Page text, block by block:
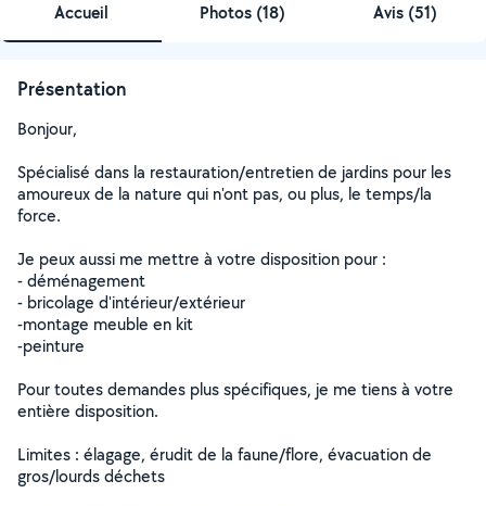
Accueil Photos (18) Avis (51)
Présentation
Bonjour,
Spécialisé dans la restauration/entretien de jardins pour les
amoureux de la nature qui n'ont pas, ou plus, le temps/la
force.
Je peux aussi me mettre à votre disposition pour :
- déménagement
- bricolage d'intérieur/extérieur
-montage meuble en kit
-peinture
Pour toutes demandes plus spécifiques, je me tiens à votre
entière disposition.
Limites : élagage, érudit de la faune/flore, évacuation de
gros/lourds déchets